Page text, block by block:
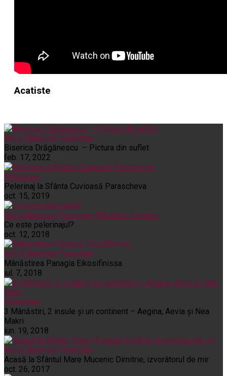
Acatiste
Noi și Biserica Pelerinaje
Biserica Drăgănescu – Pictura din suflet
feb. 17, 2022
Pelerinaje
Pelerinaj la Sfânta Cuvioasă Parascheva
oct. 15, 2019
Noi și Biserica Pelerinaje Rânduieli liturgice
Ce este pelerinajul?
oct. 12, 2018
Noi și Biserica Pelerinaje
Mânăstirea Panagia Eikosifinissa
iul. 7, 2018
Pelerinaje
3 Mânăstiri, 2 insule și un continent – Aegina, Aevia și Nea
Makri
iun. 19, 2018
Noi și Biserica Pelerinaje
Acasă la Sfântul Mare Mucenic Dimitrie, izvorâtorul de mir
oct. 26, 2017